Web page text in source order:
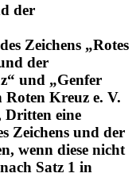
der
Zeichens „Rotes
der
und „Genfer
Roten Kreuz e. V.
Dritten eine
Zeichens und der
wenn diese nicht
Satz 1 in